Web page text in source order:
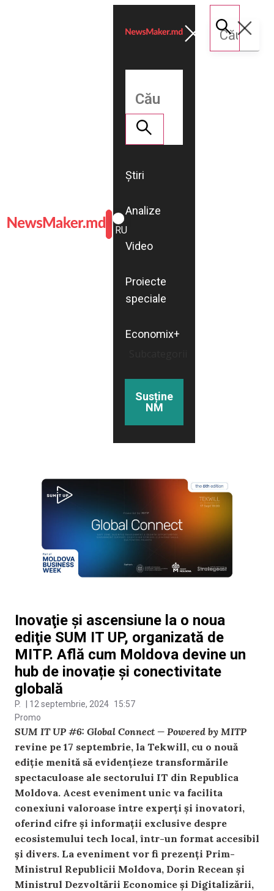
ROMÂNĂ
RU
Știri
Analize
Video
Proiecte
speciale
Economix+
Susține
NM
Inovaţie şi ascensiune la o noua
ediţie SUM IT UP, organizată de
MITP. Află cum Moldova devine un
hub de inovație și conectivitate
globală
P. 12 septembrie, 2024 15:57
Promo
SUM IT UP #6: Global Connect — Powered by MITP
revine pe 17 septembrie, la Tekwill, cu o nouă
ediție menită să evidențieze transformările
spectaculoase ale sectorului IT din Republica
Moldova. Acest eveniment unic va facilita
conexiuni valoroase între experți și inovatori,
oferind cifre şi informaţii exclusive despre
ecosistemului tech local, într-un format accesibil
și divers. La eveniment vor fi prezenţi Prim-
Ministrul Republicii Moldova, Dorin Recean şi
Ministrul Dezvoltării Economice şi Digitalizării,